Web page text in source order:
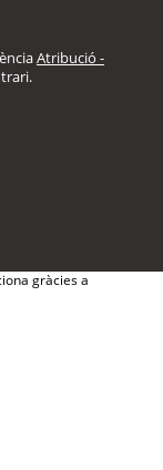
Atribució -
gràcies a